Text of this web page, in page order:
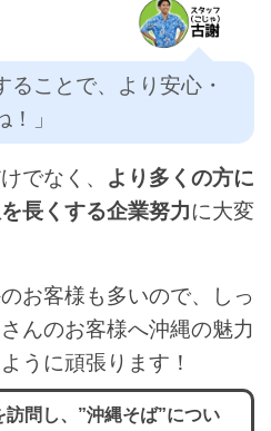
ることで、より安心・
」
でなく、 より多くの方に
長くする企業努力に大変
お客様も多いので、しっ
んのお客様へ沖縄の魅力
うに頑張ります！
訪問し、”沖縄そば”につい